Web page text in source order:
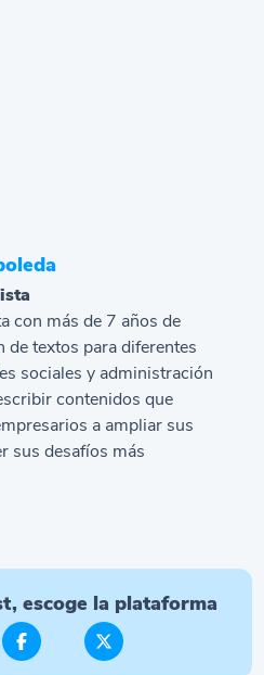
con más de 7 años de
de textos para diferentes
sociales y administración
contenidos que
a ampliar sus
sus desafíos más
escoge la plataforma